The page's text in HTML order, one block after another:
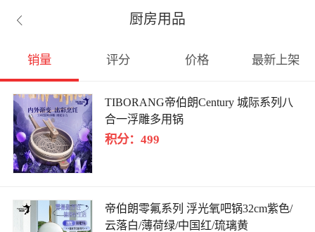
 厨房用品
销量 评分 价格 最新上架
TIBORANG帝伯朗Century 城际系列八
合一浮雕多用锅
积分：499
帝伯朗零氟系列 浮光氧吧锅32cm紫色/
云落白/薄荷绿/中国红/琉璃黄